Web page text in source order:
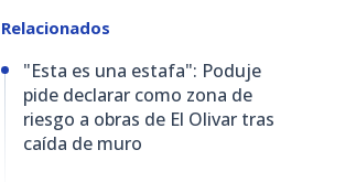
Relacionados
"Esta es una estafa": Poduje
pide declarar como zona de
riesgo a obras de El Olivar tras
caída de muro